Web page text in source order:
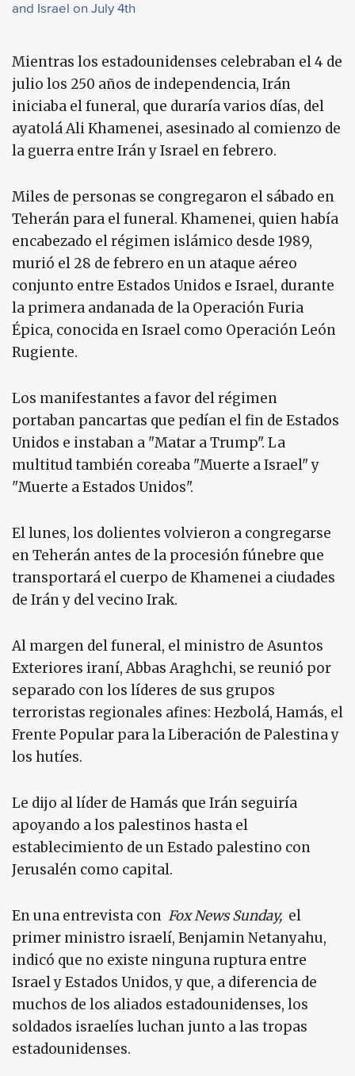
and Israel on July 4th
Mientras los estadounidenses celebraban el 4 de
julio los 250 años de independencia, Irán
iniciaba el funeral, que duraría varios días, del
ayatolá Ali Khamenei, asesinado al comienzo de
la guerra entre Irán y Israel en febrero.
Miles de personas se congregaron el sábado en
Teherán para el funeral. Khamenei, quien había
encabezado el régimen islámico desde 1989,
murió el 28 de febrero en un ataque aéreo
conjunto entre Estados Unidos e Israel, durante
la primera andanada de la Operación Furia
Épica, conocida en Israel como Operación León
Rugiente.
Los manifestantes a favor del régimen
portaban pancartas que pedían el fin de Estados
Unidos e instaban a "Matar a Trump". La
multitud también coreaba "Muerte a Israel" y
"Muerte a Estados Unidos".
El lunes, los dolientes volvieron a congregarse
en Teherán antes de la procesión fúnebre que
transportará el cuerpo de Khamenei a ciudades
de Irán y del vecino Irak.
Al margen del funeral, el ministro de Asuntos
Exteriores iraní, Abbas Araghchi, se reunió por
separado con los líderes de sus grupos
terroristas regionales afines: Hezbolá, Hamás, el
Frente Popular para la Liberación de Palestina y
los hutíes.
Le dijo al líder de Hamás que Irán seguiría
apoyando a los palestinos hasta el
establecimiento de un Estado palestino con
Jerusalén como capital.
En una entrevista con Fox News Sunday, el
primer ministro israelí, Benjamin Netanyahu,
indicó que no existe ninguna ruptura entre
Israel y Estados Unidos, y que, a diferencia de
muchos de los aliados estadounidenses, los
soldados israelíes luchan junto a las tropas
estadounidenses.